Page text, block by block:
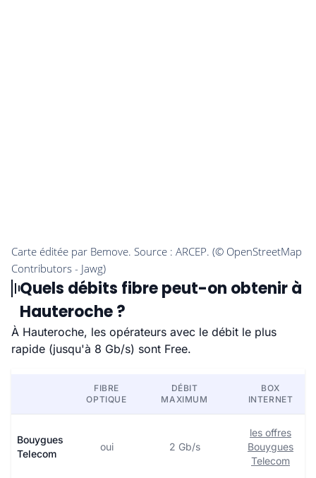
Quels débits fibre peut-on obtenir à
Hauteroche ?
À Hauteroche, les opérateurs avec le débit le plus
rapide (jusqu'à 8 Gb/s) sont Free.
FIBRE
OPTIQUE
DÉBIT
MAXIMUM
BOX
INTERNET
Bouygues
Telecom
oui 2 Gb/s
les offres
Bouygues
Telecom